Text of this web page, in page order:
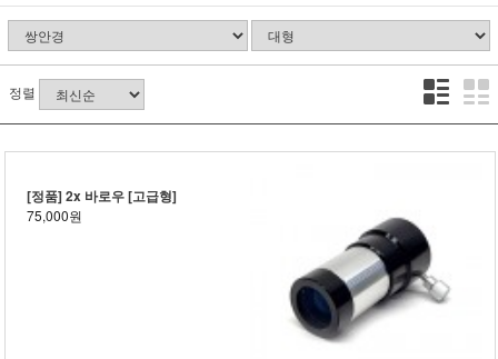
정렬
[정품] 2x 바로우 [고급형]
75,000원